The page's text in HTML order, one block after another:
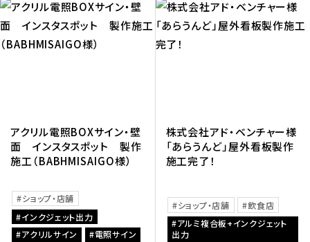
アクリル電照BOXサイン・壁
面 インスタスポット 製作
施工（BABHMISAIGO様）
ショップ・店舗
インクジェット出力
アクリルサイン
電照サイン
株式会社アド・ベンチャー様
「あらうんど」屋外看板製作
施工完了！
ショップ・店舗
飲食店
アルミ複合板+インクジェット
出力